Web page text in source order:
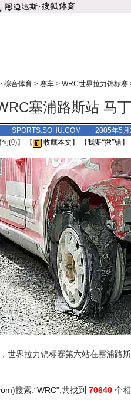
综合体育 > 赛车 > WRC世界拉力锦标赛
塞浦路斯站 马
SPORTS.SOHU.COM 2005年5
句(0)】 【 收藏本文 】 【我要“揪”错】
界拉力锦标赛第六站在塞浦路斯
)搜索:“WRC”,共找到 70640 个